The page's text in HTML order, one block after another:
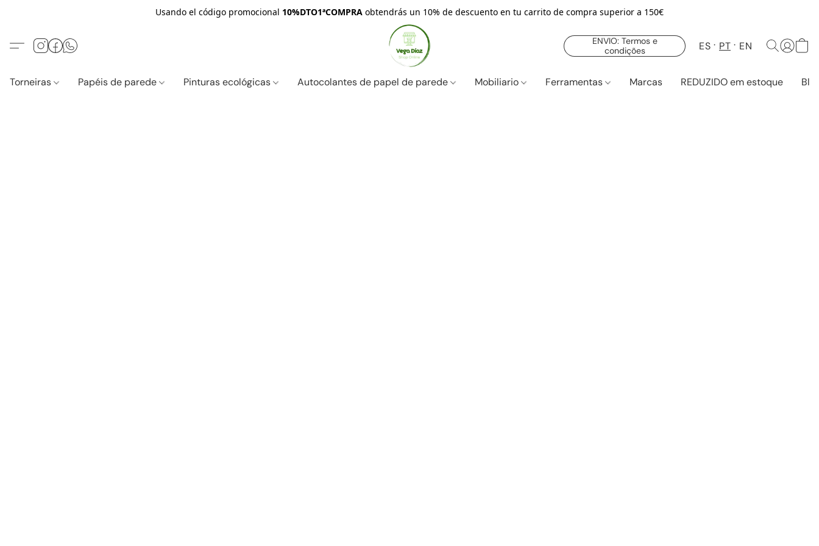
Usando el código promocional 10%DTO1ªCOMPRA obtendrás un 10% de descuento en tu carrito de compra superior a 150€
ENVIO: Termos e
condições
ES PT EN
Torneiras Papéis de parede Pinturas ecológicas Autocolantes de papel de parede Mobiliario Ferramentas Marcas REDUZIDO em estoque